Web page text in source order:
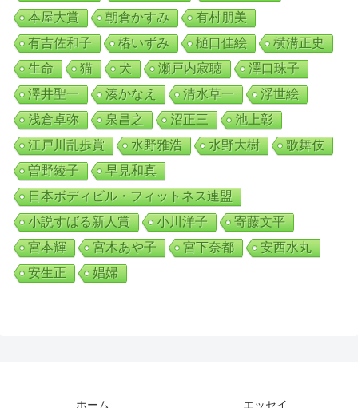
本屋大賞
朝倉かすみ
有村朋美
有吉佐和子
椿いずみ 樋口佳絵
横溝正史
生命
猫 犬 瀬戸内寂聴
澤口珠子
澤井聖一
湊かなえ 清水草一
浮世絵
浅倉卓弥
泉昌之 沼正三
池上彰
江戸川乱歩賞
水野雅浩 水野大樹
歌舞伎
曽野綾子
早見和真
日本ボディビル・フィットネス連盟
小説すばる新人賞
小川洋子
寄藤文平
宮本輝
宮木あや子 宮下奈都
安西水丸
安生正
娼婦
ホーム エッセイ